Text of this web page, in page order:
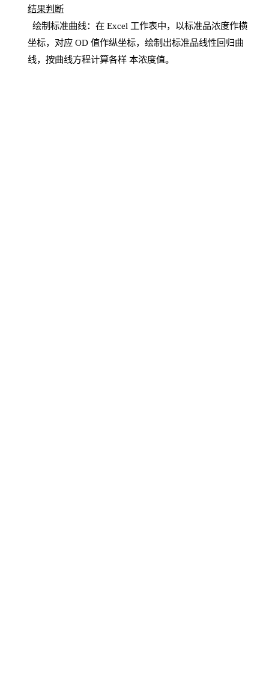
结果判断
绘制标准曲线：在 Excel 工作表中，以标准品浓度作横
坐标，对应OD 值作纵坐标，绘制出标准品线性回归曲
线，按曲线方程计算各样 本浓度值。